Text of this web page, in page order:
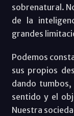
sobrenatural.
de la
grandes
Podemos
sus propios
dando
sentido y el
Nuestra